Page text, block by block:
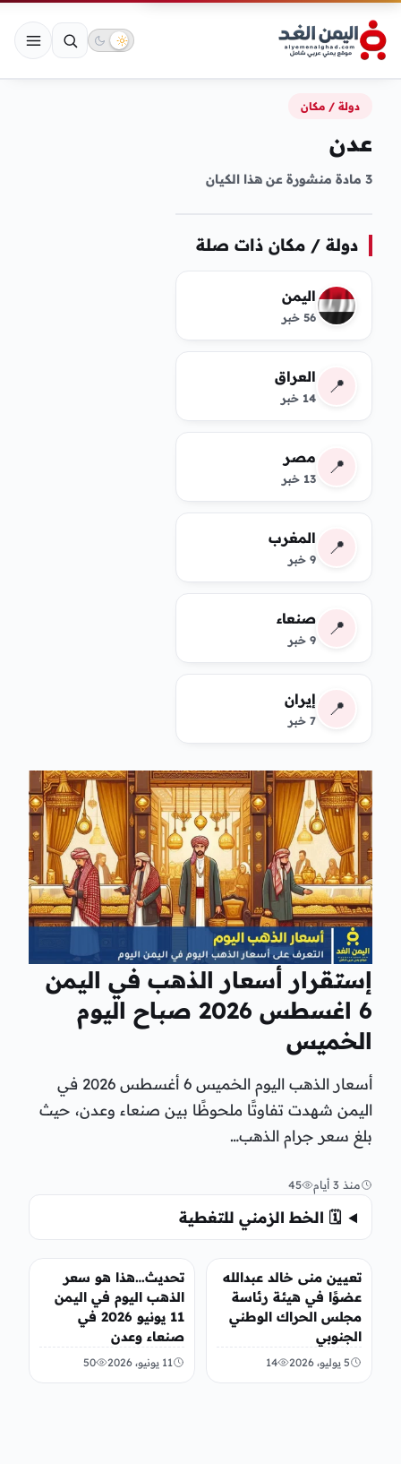
دولة / مكان
عدن
3 مادة منشورة عن هذا الكيان
دولة / مكان ذات صلة
اليمن
56 خبر
📍 العراق
14 خبر
📍 مصر
13 خبر
📍 المغرب
9 خبر
📍 صنعاء
9 خبر
📍 إيران
7 خبر
إستقرار أسعار الذهب في اليمن
6 اغسطس 2026 صباح اليوم
الخميس
أسعار الذهب اليوم الخميس 6 أغسطس 2026 في
اليمن شهدت تفاوتًا ملحوظًا بين صنعاء وعدن، حيث
بلغ سعر جرام الذهب…
منذ 3 أيام 45
🗓️ الخط الزمني للتغطية
أخبار محلية
تعيين منى خالد عبدالله
عضوًا في هيئة رئاسة
مجلس الحراك الوطني
الجنوبي
5 يوليو، 2026 14
أخبار الإقتصاد
تحديث…هذا هو سعر
الذهب اليوم في اليمن
11 يونيو 2026 في
صنعاء وعدن
11 يونيو، 2026 50